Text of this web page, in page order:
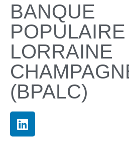
BANQUE
LORRAINE
(BPALC)